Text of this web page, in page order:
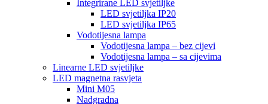
Integrirane LED svjetiljke
LED svjetiljka IP20
LED svjetiljka IP65
Vodotijesna lampa
Vodotijesna lampa – bez cijevi
Vodotijesna lampa – sa cijevima
Linearne LED svjetiljke
LED magnetna rasvjeta
Mini M05
Nadgradna